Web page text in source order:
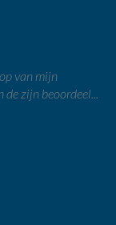
van mijn
de zijn beoordeel...